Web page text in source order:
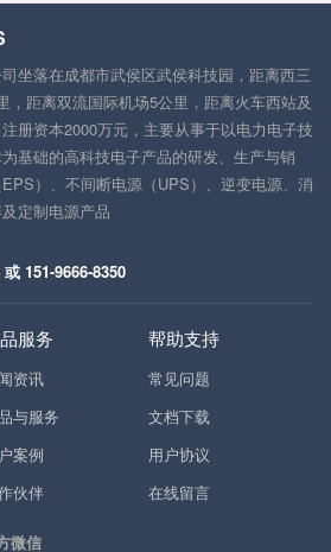
坐落在成都市武侯区武侯科技园，距离西三
，距离双流国际机场5公里，距离火车西站及
册资本2000万元，主要从事于以电力电子技
基础的高科技电子产品的研发、生产与销
）、不间断电源（UPS）、逆变电源、消
定制电源产品
151-9666-8350
服务
资讯
与服务
案例
伙伴
帮助支持
常见问题
文档下载
用户协议
在线留言
微信